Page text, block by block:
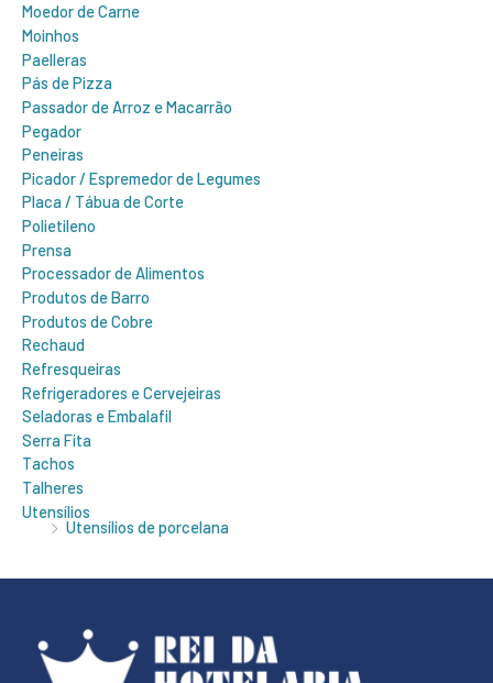
Moedor de Carne
Moinhos
Paelleras
Pás de Pizza
Passador de Arroz e Macarrão
Pegador
Peneiras
Picador / Espremedor de Legumes
Placa / Tábua de Corte
Polietileno
Prensa
Processador de Alimentos
Produtos de Barro
Produtos de Cobre
Rechaud
Refresqueiras
Refrigeradores e Cervejeiras
Seladoras e Embalafil
Serra Fita
Tachos
Talheres
Utensílios
Utensílios de porcelana